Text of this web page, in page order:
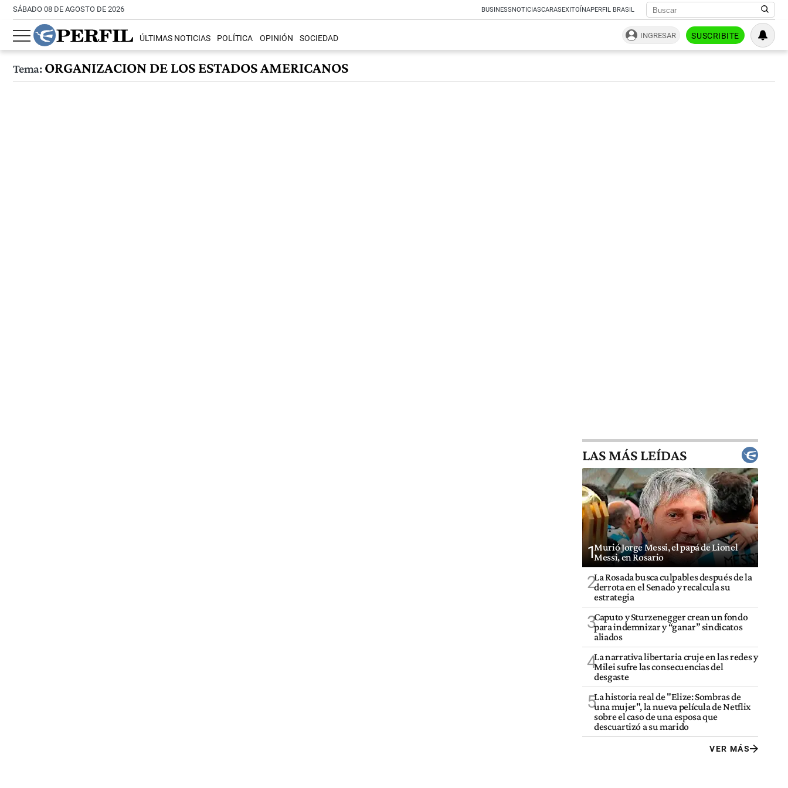
SÁBADO 08 DE AGOSTO DE 2026 BUSINESSNOTICIASCARASEXITOÍNAPERFIL BRASIL
ÚLTIMAS NOTICIAS POLÍTICA OPINIÓN SOCIEDAD INGRESAR SUSCRIBITE
Tema:ORGANIZACION DE LOS ESTADOS AMERICANOS
LAS MÁS LEÍDAS
1Murió Jorge Messi, el papá de Lionel
Messi, en Rosario
2La Rosada busca culpables después de la
derrota en el Senado y recalcula su
estrategia
3Caputo y Sturzenegger crean un fondo
para indemnizar y “ganar” sindicatos
aliados
4La narrativa libertaria cruje en las redes y
Milei sufre las consecuencias del
desgaste
5La historia real de "Elize: Sombras de
una mujer", la nueva película de Netflix
sobre el caso de una esposa que
descuartizó a su marido
VER MÁS